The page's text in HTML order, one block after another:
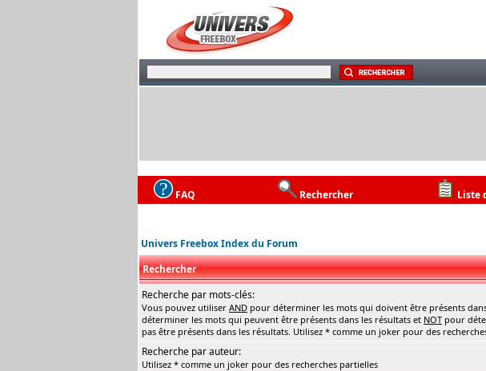
FAQ Rechercher Liste
Univers Freebox Index du Forum
Rechercher
Recherche par mots-clés:
Vous pouvez utiliser AND pour déterminer les mots qui doivent être présents
déterminer les mots qui peuvent être présents dans les résultats et NOT pour
pas être présents dans les résultats. Utilisez * comme un joker pour des
Recherche par auteur:
Utilisez * comme un joker pour des recherches partielles